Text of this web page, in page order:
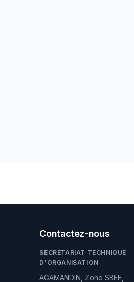
Contactez-nous
SECRÉTARIAT TECHNIQUE
D'ORGANISATION
AGAMANDIN, Zone SBEE,